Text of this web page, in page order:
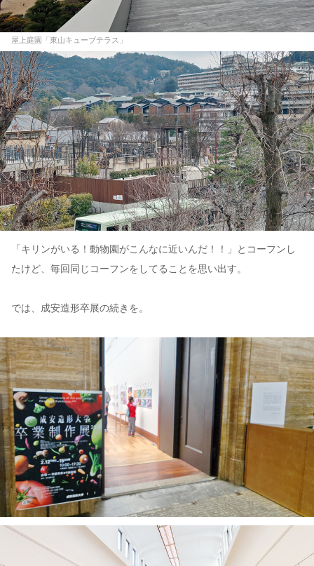
屋上庭園「東山キューブテラス」
「キリンがいる！動物園がこんなに近いんだ！！」とコーフンし
たけど、毎回同じコーフンをしてることを思い出す。
では、成安造形卒展の続きを。